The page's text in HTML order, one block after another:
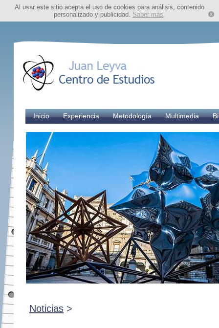
Al usar este sitio acepta el uso de cookies para análisis, contenido
personalizado y publicidad. Saber más.
Inicio Experiencia Metodología Multimedia
Noticias >